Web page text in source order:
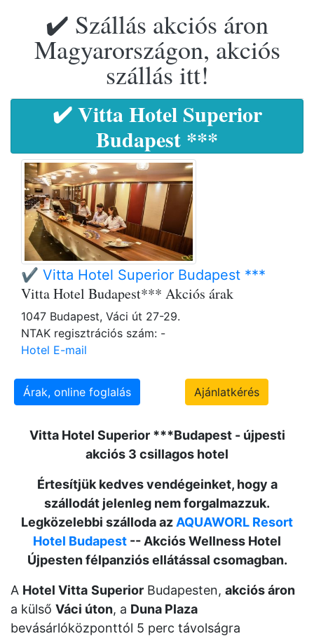
✔️ Szállás akciós áron
Magyarországon, akciós
szállás itt!
✔️ Vitta Hotel Superior
Budapest ***
✔️ Vitta Hotel Superior Budapest ***
Vitta Hotel Budapest*** Akciós árak
1047 Budapest, Váci út 27-29.
NTAK regisztrációs szám: -
Hotel E-mail
Árak, online foglalás Ajánlatkérés
Vitta Hotel Superior ***Budapest - újpesti
akciós 3 csillagos hotel
Értesítjük kedves vendégeinket, hogy a
szállodát jelenleg nem forgalmazzuk.
Legközelebbi szálloda az AQUAWORL Resort
Hotel Budapest -- Akciós Wellness Hotel
Újpesten félpanziós ellátással csomagban.
A Hotel Vitta Superior Budapesten, akciós áron
a külső Váci úton, a Duna Plaza
bevásárlóközponttól 5 perc távolságra